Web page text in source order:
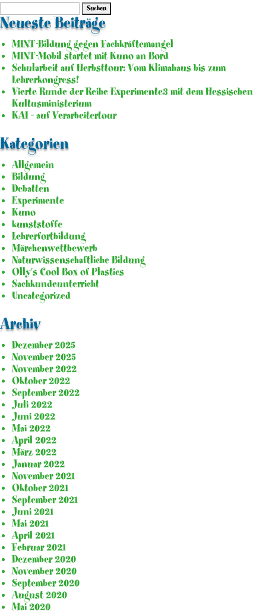
Suche
nach:
Neueste Beiträge
MINT-Bildung gegen Fachkräftemangel
MINT-Mobil startet mit Kuno an Bord
Schularbeit auf Herbsttour: Vom Klimahaus bis zum
Lehrerkongress!
Vierte Runde der Reihe Experimente3 mit dem Hessischen
Kultusministerium
KAI – auf Verarbeitertour
Kategorien
Allgemein
Bildung
Debatten
Experimente
Kuno
kunststoffe
Lehrerfortbildung
Märchenwettbewerb
Naturwissenschaftliche Bildung
Olly's Cool Box of Plastics
Sachkundeunterricht
Uncategorized
Archiv
Dezember 2025
November 2025
November 2022
Oktober 2022
September 2022
Juli 2022
Juni 2022
Mai 2022
April 2022
März 2022
Januar 2022
November 2021
Oktober 2021
September 2021
Juni 2021
Mai 2021
April 2021
Februar 2021
Dezember 2020
November 2020
September 2020
August 2020
Mai 2020